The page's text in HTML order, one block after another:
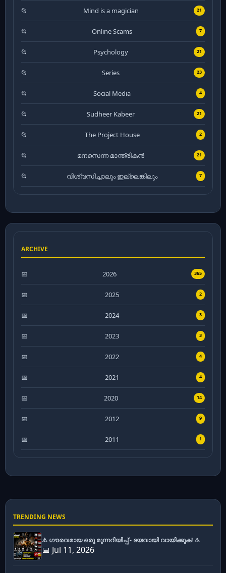
TRENDING NEWS
⚠️ ഗൗരവമായ ഒരു മുന്നറിയിപ്പ് - ദയവായി വായിക്കുക! ⚠️
📅 Jul 11, 2026
Mind is a magician 21
Online Scams 7
Psychology 21
Series 23
Social Media 4
Sudheer Kabeer 21
The Project House 2
മനസെന്ന മാന്ത്രികൻ 21
വിശ്വസിച്ചാലും ഇല്ലെങ്കിലും 7
ARCHIVE
2026 365
2025 2
2024 3
2023 3
2022 4
2021 4
2020 14
2012 9
2011 1